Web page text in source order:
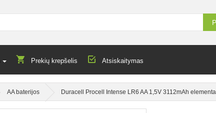
Prekių krepšelis Atsiskaitymas
AA baterijos Duracell Procell Intense LR6 AA 1,5V 3112mAh